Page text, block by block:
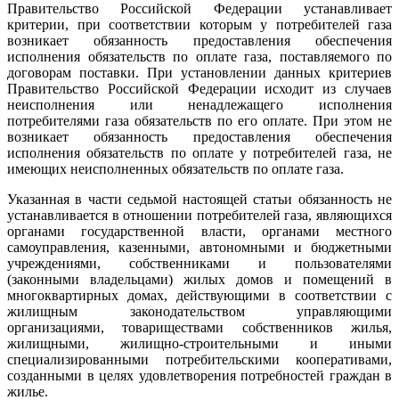
Правительство Российской Федерации устанавливает
критерии, при соответствии которым у потребителей газа
возникает обязанность предоставления обеспечения
исполнения обязательств по оплате газа, поставляемого по
договорам поставки. При установлении данных критериев
Правительство Российской Федерации исходит из случаев
неисполнения или ненадлежащего исполнения
потребителями газа обязательств по его оплате. При этом не
возникает обязанность предоставления обеспечения
исполнения обязательств по оплате у потребителей газа, не
имеющих неисполненных обязательств по оплате газа.
Указанная в части седьмой настоящей статьи обязанность не
устанавливается в отношении потребителей газа, являющихся
органами государственной власти, органами местного
самоуправления, казенными, автономными и бюджетными
учреждениями, собственниками и пользователями
(законными владельцами) жилых домов и помещений в
многоквартирных домах, действующими в соответствии с
жилищным законодательством управляющими
организациями, товариществами собственников жилья,
жилищными, жилищно-строительными и иными
специализированными потребительскими кооперативами,
созданными в целях удовлетворения потребностей граждан в
жилье.